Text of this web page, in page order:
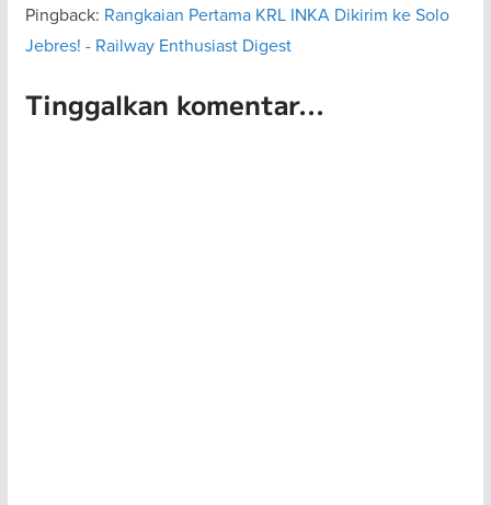
Pingback: Rangkaian Pertama KRL INKA Dikirim ke Solo
Jebres! - Railway Enthusiast Digest
Tinggalkan komentar...